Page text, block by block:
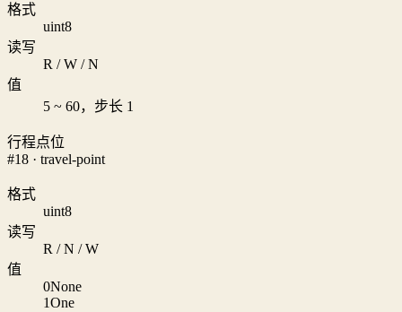
格式
uint8
读写
R / W / N
值
5 ~ 60，步长 1
行程点位
#18 · travel-point
格式
uint8
读写
R / N / W
值
0None
1One